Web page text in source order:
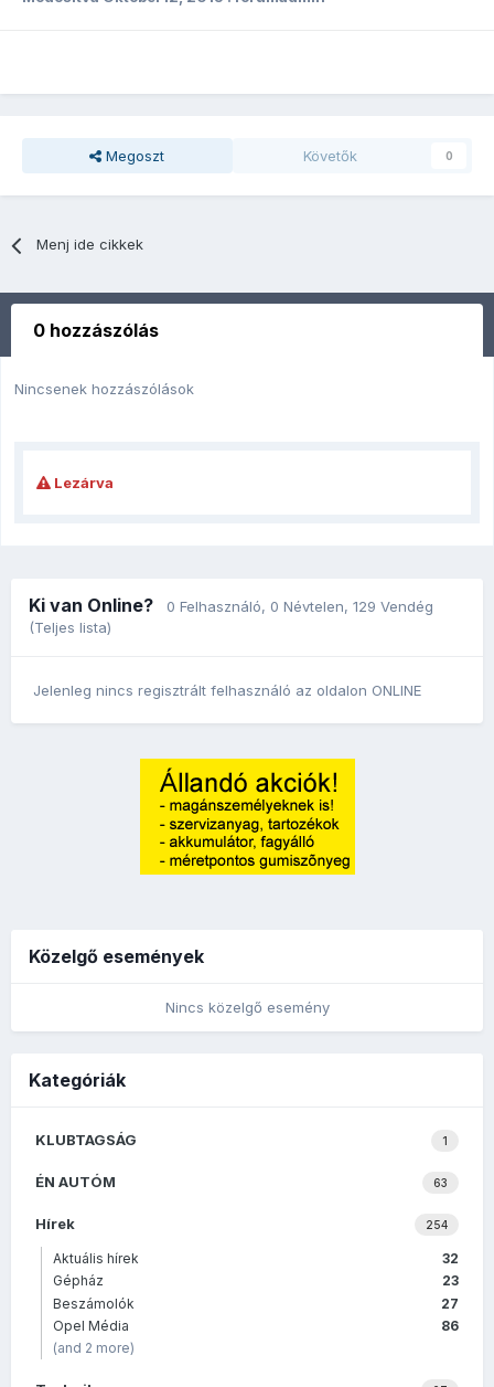
Megoszt Követők 0
Menj ide cikkek
0 hozzászólás
Nincsenek hozzászólások
Lezárva
Ki van Online? 0 Felhasználó, 0 Névtelen, 129 Vendég
(Teljes lista)
Jelenleg nincs regisztrált felhasználó az oldalon ONLINE
Közelgő események
Nincs közelgő esemény
Kategóriák
1
KLUBTAGSÁG
63
ÉN AUTÓM
254
Hírek
32
Aktuális hírek
23
Gépház
27
Beszámolók
86
Opel Média
(and 2 more)